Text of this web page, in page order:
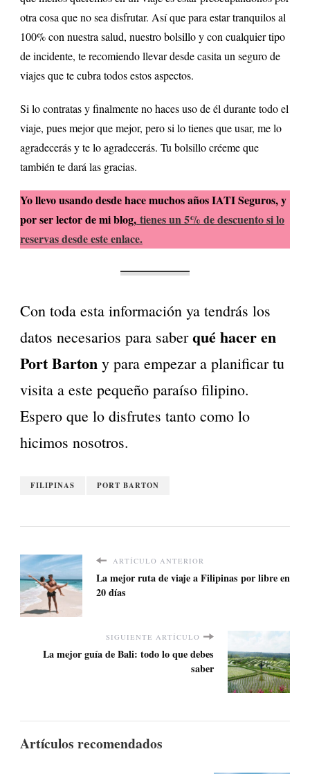
otra cosa que no sea disfrutar. Así que para estar tranquilos al
100% con nuestra salud, nuestro bolsillo y con cualquier tipo
de incidente, te recomiendo llevar desde casita un seguro de
viajes que te cubra todos estos aspectos.
Si lo contratas y finalmente no haces uso de él durante todo el
viaje, pues mejor que mejor, pero si lo tienes que usar, me lo
agradecerás y te lo agradecerás. Tu bolsillo créeme que
también te dará las gracias.
Yo llevo usando desde hace muchos años IATI Seguros, y
por ser lector de mi blog, tienes un 5% de descuento si lo
reservas desde este enlace.
Con toda esta información ya tendrás los
datos necesarios para saberqué hacer en
Port Barton y para empezar a planificar tu
visita a este pequeño paraíso filipino.
Espero que lo disfrutes tanto como lo
hicimos nosotros.
FILIPINAS PORT BARTON
ARTÍCULO ANTERIOR
La mejor ruta de viaje a Filipinas por libre en
20 días
SIGUIENTE ARTÍCULO
La mejor guía de Bali: todo lo que debes
saber
Artículos recomendados